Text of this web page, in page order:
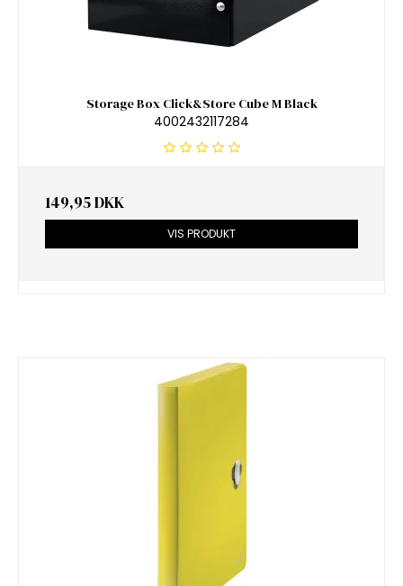
Storage Box Click&Store Cube M Black
4002432117284
149,95 DKK
VIS PRODUKT